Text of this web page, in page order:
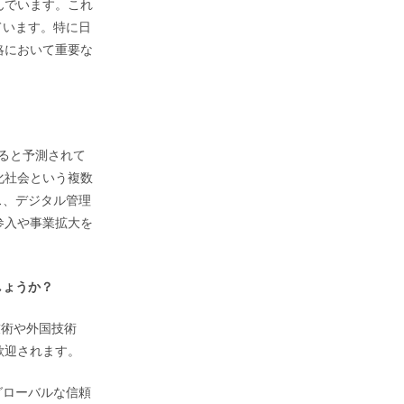
います。これ
ます。特に日
おいて重要な
と予測されて
会という複数
デジタル管理
や事業拡大を
うか？
や外国技術
されます。
ーバルな信頼